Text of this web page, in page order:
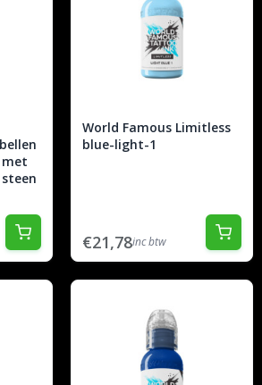
World Famous Limitless
blue-light-1
€21,78inc btw